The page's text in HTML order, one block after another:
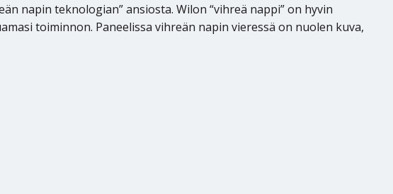
napin teknologian” ansiosta. Wilon “vihreä nappi” on hyvin
toiminnon. Paneelissa vihreän napin vieressä on nuolen kuva,